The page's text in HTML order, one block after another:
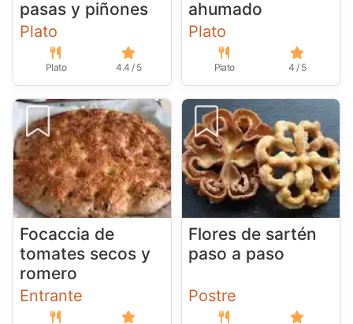
pasas y piñones
Plato
Plato 4.4 / 5
ahumado
Plato
Plato 4 / 5
Focaccia de
tomates secos y
romero
Entrante
Flores de sartén
paso a paso
Postre